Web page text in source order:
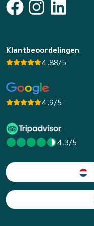
Klantbeoordelingen
4.88/5
4.9/5
4.3/5